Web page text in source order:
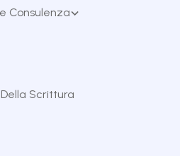
Consulenza
Della Scrittura